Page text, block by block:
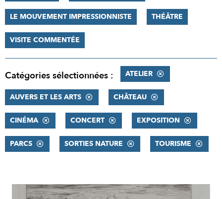
LE MOUVEMENT IMPRESSIONNISTE THÉÂTRE
VISITE COMMENTÉE
Catégories sélectionnées : ATELIER
AUVERS ET LES ARTS CHÂTEAU
CINÉMA CONCERT EXPOSITION
PARCS SORTIES NATURE TOURISME
RÉSULTATS